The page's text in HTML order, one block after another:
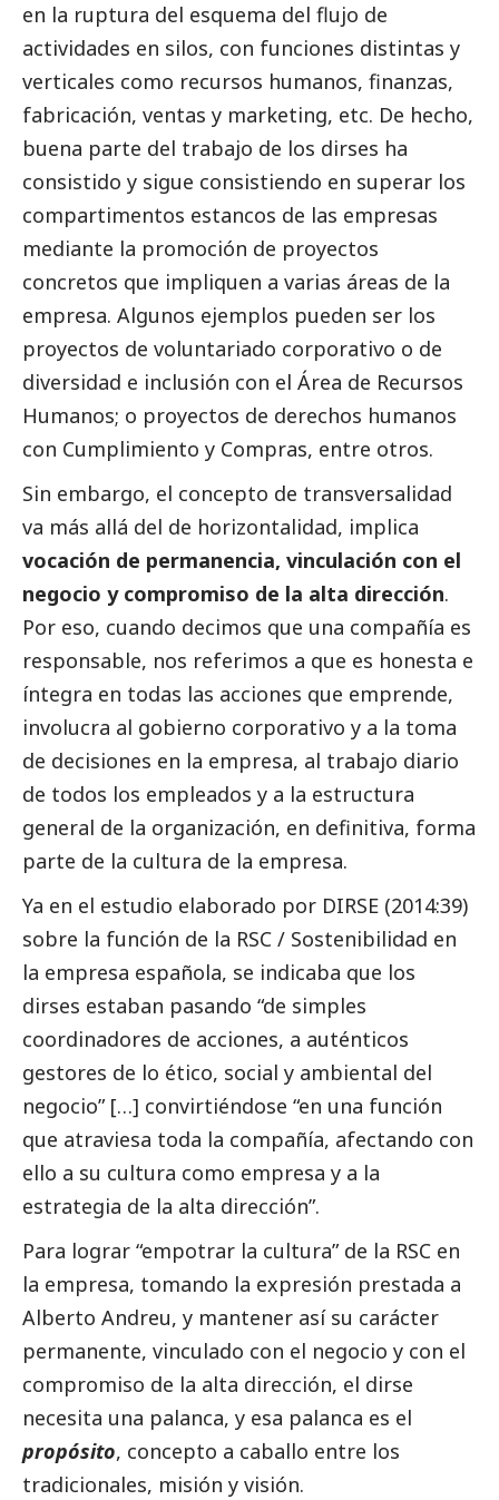
en la ruptura del esquema del flujo de
actividades en silos, con funciones distintas y
verticales como recursos humanos, finanzas,
fabricación, ventas y marketing, etc. De hecho,
buena parte del trabajo de los dirses ha
consistido y sigue consistiendo en superar los
compartimentos estancos de las empresas
mediante la promoción de proyectos
concretos que impliquen a varias áreas de la
empresa. Algunos ejemplos pueden ser los
proyectos de voluntariado corporativo o de
diversidad e inclusión con el Área de Recursos
Humanos; o proyectos de derechos humanos
con Cumplimiento y Compras, entre otros.
Sin embargo, el concepto de transversalidad
va más allá del de horizontalidad, implica
vocación de permanencia, vinculación con el
negocio y compromiso de la alta dirección.
Por eso, cuando decimos que una compañía es
responsable, nos referimos a que es honesta e
íntegra en todas las acciones que emprende,
involucra al gobierno corporativo y a la toma
de decisiones en la empresa, al trabajo diario
de todos los empleados y a la estructura
general de la organización, en definitiva, forma
parte de la cultura de la empresa.
Ya en el estudio elaborado por DIRSE (2014:39)
sobre la función de la RSC / Sostenibilidad en
la empresa española, se indicaba que los
dirses estaban pasando “de simples
coordinadores de acciones, a auténticos
gestores de lo ético, social y ambiental del
negocio” […] convirtiéndose “en una función
que atraviesa toda la compañía, afectando con
ello a su cultura como empresa y a la
estrategia de la alta dirección”.
Para lograr “empotrar la cultura” de la RSC en
la empresa, tomando la expresión prestada a
Alberto Andreu, y mantener así su carácter
permanente, vinculado con el negocio y con el
compromiso de la alta dirección, el dirse
necesita una palanca, y esa palanca es el
propósito, concepto a caballo entre los
tradicionales, misión y visión.